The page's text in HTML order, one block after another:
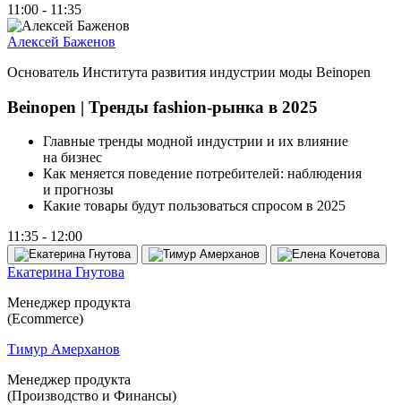
11:00 - 11:35
Алексей Баженов
Основатель Института развития индустрии моды Beinopen
Beinopen | Тренды fashion-рынка в 2025
Главные тренды модной индустрии и их влияние
на бизнес
Как меняется поведение потребителей: наблюдения
и прогнозы
Какие товары будут пользоваться спросом в 2025
11:35 - 12:00
Екатерина Гнутова
Менеджер продукта
(Ecommerce)
Тимур Амерханов
Менеджер продукта
(Производство и Финансы)